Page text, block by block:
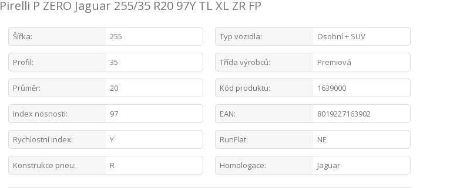
Pirelli P ZERO Jaguar 255/35 R20 97Y TL XL ZR FP
Šířka: 255 Typ vozidla: Osobní + SUV
Profil: 35 Třída výrobců: Premiová
Průměr: 20 Kód produktu: 1639000
Index nosnosti: 97 EAN: 8019227163902
Rychlostní index: Y RunFlat: NE
Konstrukce pneu: R Homologace: Jaguar